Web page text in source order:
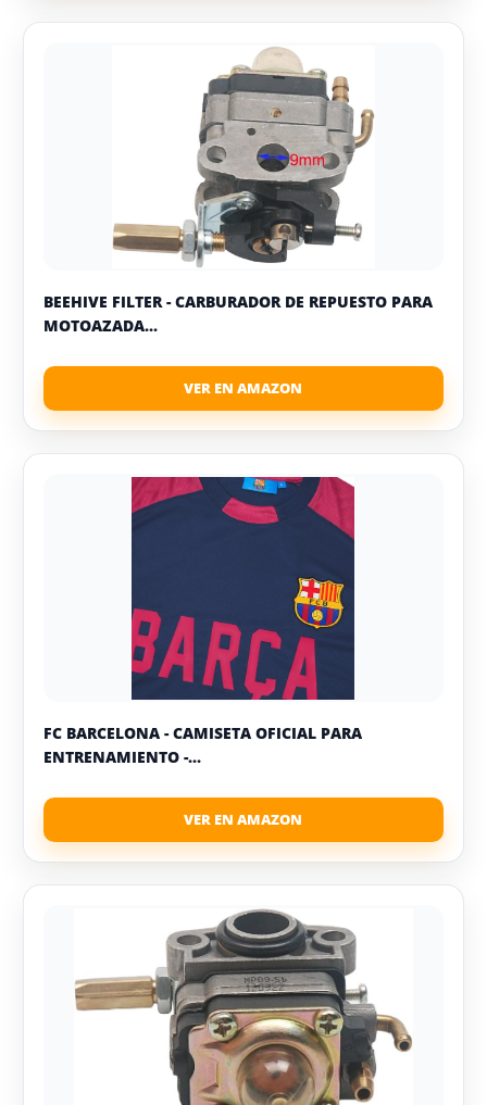
BEEHIVE FILTER - CARBURADOR DE REPUESTO PARA
MOTOAZADA...
FC BARCELONA - CAMISETA OFICIAL PARA
ENTRENAMIENTO -...